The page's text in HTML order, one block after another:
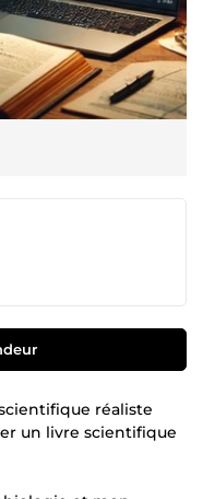
réaliste
un livre scientifique